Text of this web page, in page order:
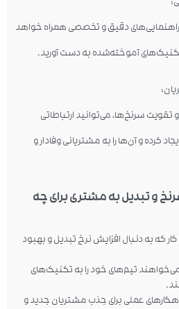
راهنمایی‌های دقیق و تخصصی همراه خواهد
تکنیک‌های آموخته‌شده به دست آورید.
سرنخ‌ها، می‌توانید ارتباطاتی
کرده و آن‌ها را به مشتریانی وفادار و
و تبدیل به مشتری برای چه
که به دنبال افزایش نرخ تبدیل و بهبود
می‌خواهند تیم‌های خود را به تکنیک‌های
عملی برای جذب مشتریان جدید و